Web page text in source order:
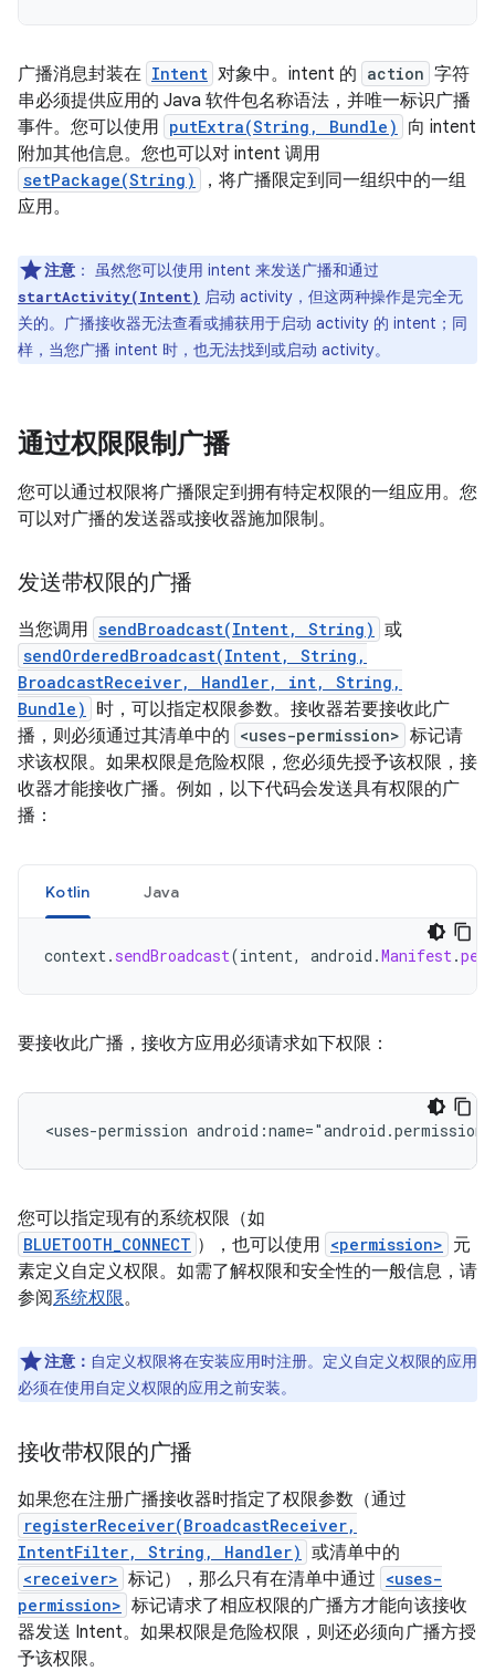
广播消息封装在 Intent 对象中。intent 的 action 字符
串必须提供应用的 Java 软件包名称语法，并唯一标识广播
事件。您可以使用 putExtra(String, Bundle)
向 intent
附加其他信息。您也可以对 intent 调用
setPackage(String)
，将广播限定到同一组织中的一组
应用。
注意 ： 虽然您可以使用 intent 来发送广播和通过
startActivity(Intent) 启动 activity，但这两种操作是完全无
关的。广播接收器无法查看或捕获用于启动 activity 的 intent；同
样，当您广播 intent 时，也无法找到或启动 activity。
通过权限限制广播
您可以通过权限将广播限定到拥有特定权限的一组应用。您
可以对广播的发送器或接收器施加限制。
发送带权限的广播
当您调用 sendBroadcast(Intent, String) 或
sendOrderedBroadcast(Intent, String,
BroadcastReceiver, Handler, int, String,
Bundle)
时，可以指定权限参数。接收器若要接收此广
播，则必须通过其清单中的 <uses-permission> 标记请
求该权限。如果权限是危险权限，您必须先授予该权限，接
收器才能接收广播。例如，以下代码会发送具有权限的广
播：
Kotlin Java
context. sendBroadcast(intent, android .Manifest.
要接收此广播，接收方应用必须请求如下权限：
<uses-permission
您可以指定现有的系统权限（如
BLUETOOTH_CONNECT ），也可以使用 <permission> 元
素定义自定义权限。如需了解权限和安全性的一般信息，请
参阅系统权限。
注意： 自定义权限将在安装应用时注册。定义自定义权限的应用
必须在使用自定义权限的应用之前安装。
接收带权限的广播
如果您在注册广播接收器时指定了权限参数（通过
registerReceiver(BroadcastReceiver,
IntentFilter, String, Handler) 或清单中的
<receiver> 标记），那么只有在清单中通过 <uses-
permission> 标记请求了相应权限的广播方才能向该接收
器发送 Intent。如果权限是危险权限，则还必须向广播方授
予该权限。